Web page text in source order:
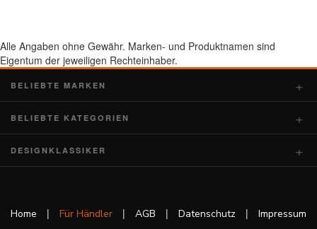
Alle Angaben ohne Gewähr. Marken- und Produktnamen sind
Eigentum der jeweiligen Rechteinhaber.
BELIEBTE MARKEN
BELIEBTE KATEGORIEN
DESIGNKLASSIKER
Home | Für Händler | AGB | Datenschutz | Impressum